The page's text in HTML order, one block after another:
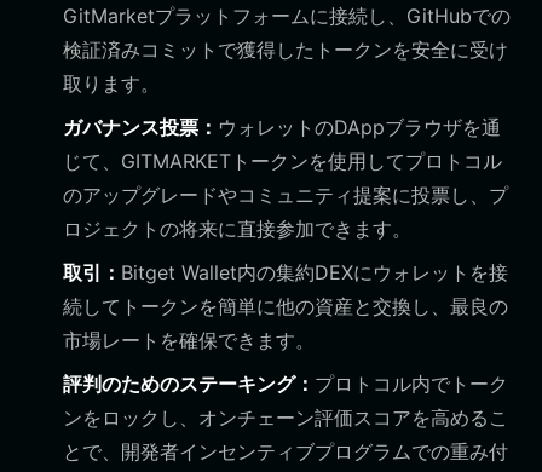
GitMarketプラットフォームに接続し、GitHubでの
検証済みコミットで獲得したトークンを安全に受け
取ります。
ガバナンス投票： ウォレットのDAppブラウザを通
じて、GITMARKETトークンを使用してプロトコル
のアップグレードやコミュニティ提案に投票し、プ
ロジェクトの将来に直接参加できます。
取引： Bitget Wallet内の集約DEXにウォレットを接
続してトークンを簡単に他の資産と交換し、最良の
市場レートを確保できます。
評判のためのステーキング： プロトコル内でトーク
ンをロックし、オンチェーン評価スコアを高めるこ
とで、開発者インセンティブプログラムでの重み付